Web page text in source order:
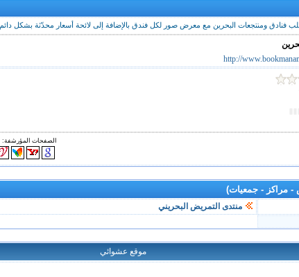
فنادق ومنتجعات البحرين مع معرض صور لكل فندق بالإضافة إلى لائحة أسعار محدّثة بشكل دائم.
http://
الصفحات المؤرشفة:
- مراكز - جمعيات)
منتدى التمريض البحريني
موقع عشوائي